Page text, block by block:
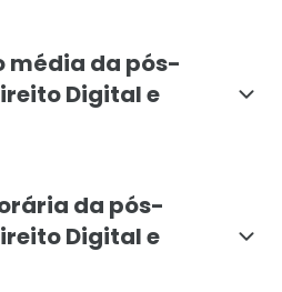
média da pós-
Digital e
da pós-
Digital e